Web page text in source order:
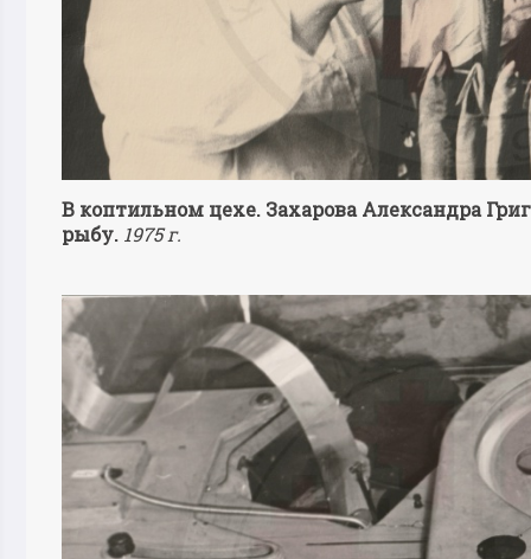
В коптильном цехе. Захарова Александра
рыбу. 1975 г.